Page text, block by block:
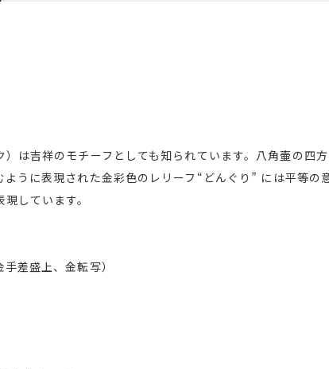
は吉祥のモチーフとしても知られています。八角壷の四
うに表現された金彩色のレリーフ“どんぐり” には平等の
しています。
差盛上、金転写）